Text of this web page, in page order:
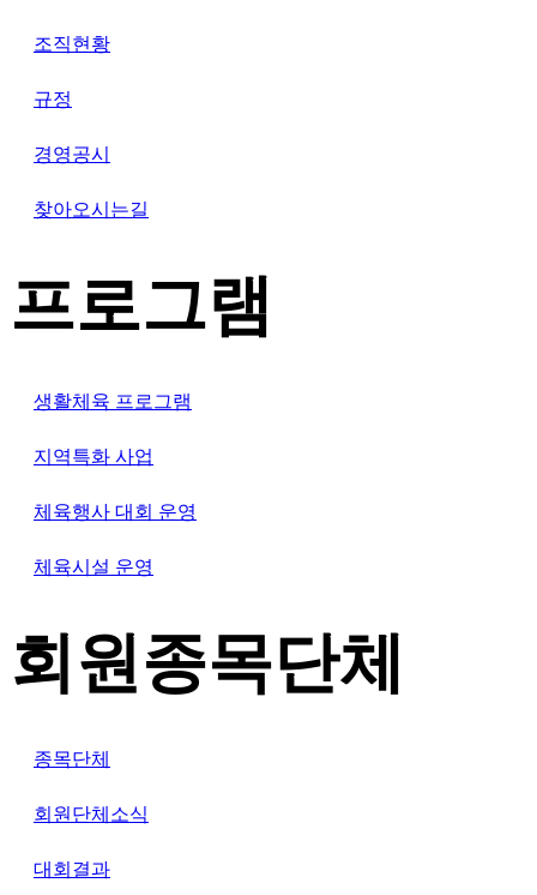
조직현황
규정
경영공시
찾아오시는길
프로그램
생활체육 프로그램
지역특화 사업
체육행사 대회 운영
체육시설 운영
회원종목단체
종목단체
회원단체소식
대회결과